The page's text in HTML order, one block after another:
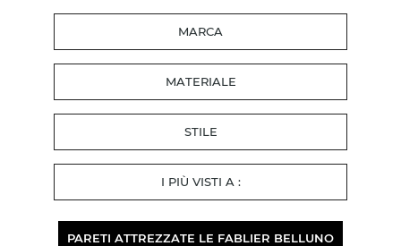
MARCA
MATERIALE
STILE
I PIÙ VISTI A :
PARETI ATTREZZATE LE FABLIER BELLUNO